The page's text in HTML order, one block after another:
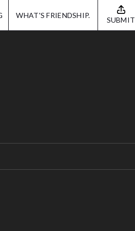
WHAT'S FRIENDSHIP. SUBMIT